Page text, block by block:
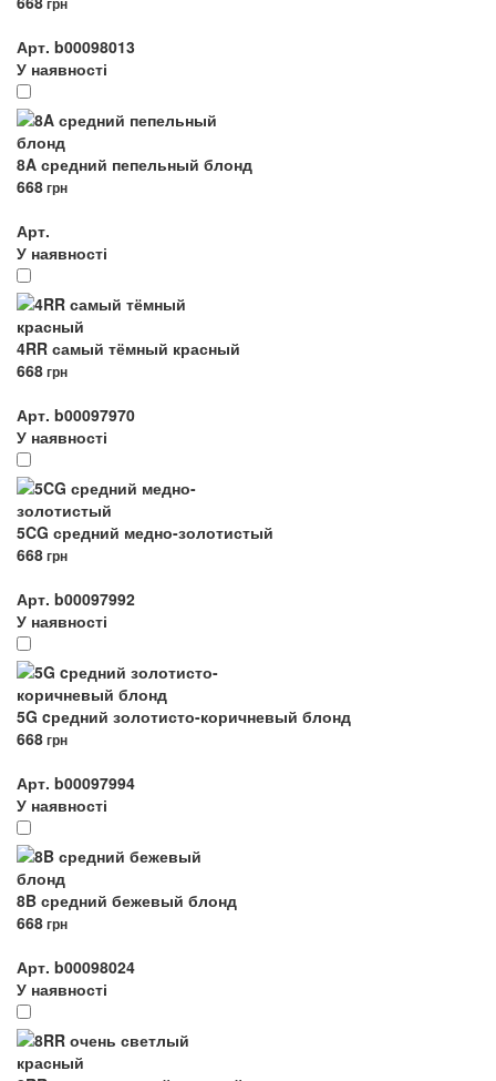
грн
Арт. b00098013
У наявності
8A средний пепельный блонд
668грн
Арт.
У наявності
4RR самый тёмный красный
668грн
Арт. b00097970
У наявності
5CG средний медно-золотистый
668грн
Арт. b00097992
У наявності
5G cредний золотисто-коричневый блонд
668грн
Арт. b00097994
У наявності
8B средний бежевый блонд
668грн
Арт. b00098024
У наявності